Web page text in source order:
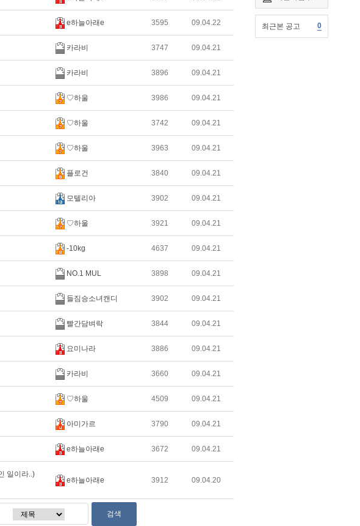
최근본 공고 0
e하늘아래e 3595 09.04.22
카라비 3747 09.04.21
카라비 3896 09.04.21
♡하울 3986 09.04.21
♡하울 3742 09.04.21
♡하울 3963 09.04.21
플로건 3840 09.04.21
모텔리아 3902 09.04.21
♡하울 3921 09.04.21
-10kg 4637 09.04.21
NO.1 MUL 3898 09.04.21
들짐승소녀캔디 3902 09.04.21
빨간담벼락 3844 09.04.21
요미나라 3886 09.04.21
카라비 3660 09.04.21
♡하울 4509 09.04.21
아미가르 3790 09.04.21
e하늘아래e 3672 09.04.21
일이라..)
e하늘아래e 3912 09.04.20